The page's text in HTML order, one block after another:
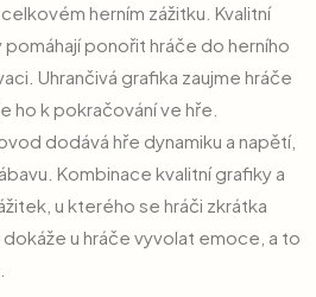
herním zážitku. Kvalitní
ponořit hráče do herního
Uhrančivá grafika zaujme hráče
ho k pokračování ve hře.
dodává hře dynamiku a napětí,
Kombinace kvalitní grafiky a
u kterého se hráči zkrátka
u hráče vyvolat emoce, a to